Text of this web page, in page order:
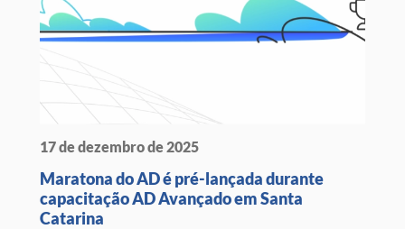
17 de dezembro de 2025
Maratona do AD é pré-lançada durante
capacitação AD Avançado em Santa
Catarina